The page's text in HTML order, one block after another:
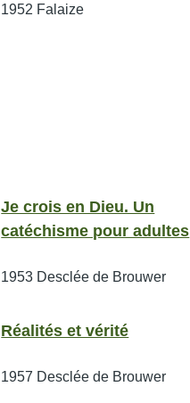
1952 Falaize
Je crois en Dieu. Un
catéchisme pour adultes
1953 Desclée de Brouwer
Réalités et vérité
1957 Desclée de Brouwer